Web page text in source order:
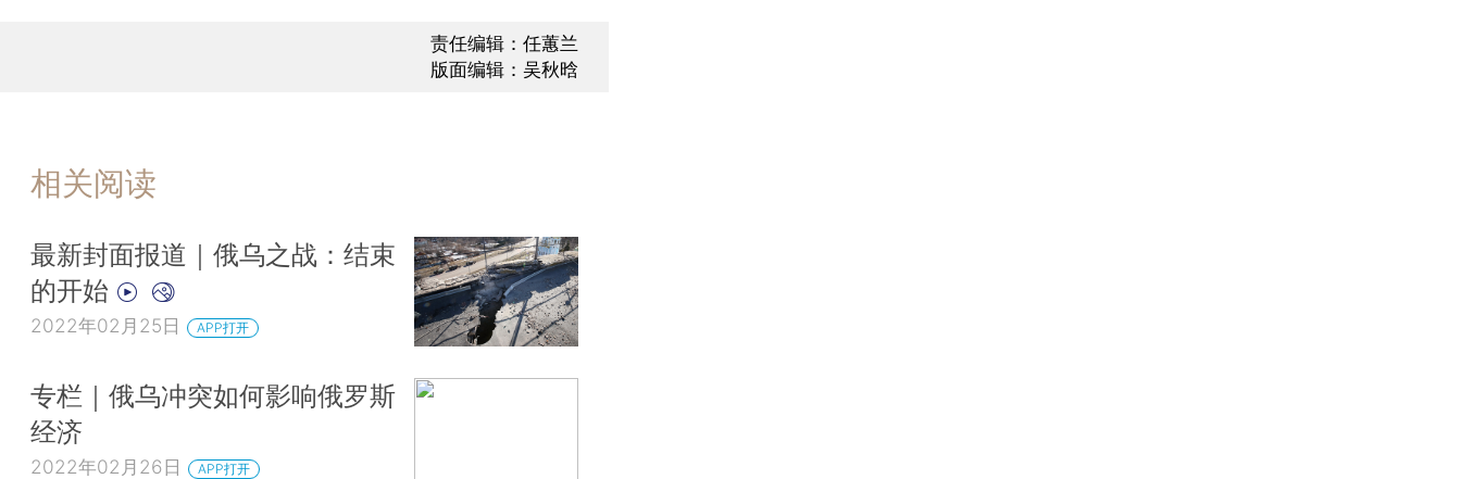
责任编辑：任蕙兰
版面编辑：吴秋晗
相关阅读
最新封面报道｜俄乌之战：结束
的开始
2022年02月25日 APP打开
专栏｜俄乌冲突如何影响俄罗斯
经济
2022年02月26日 APP打开